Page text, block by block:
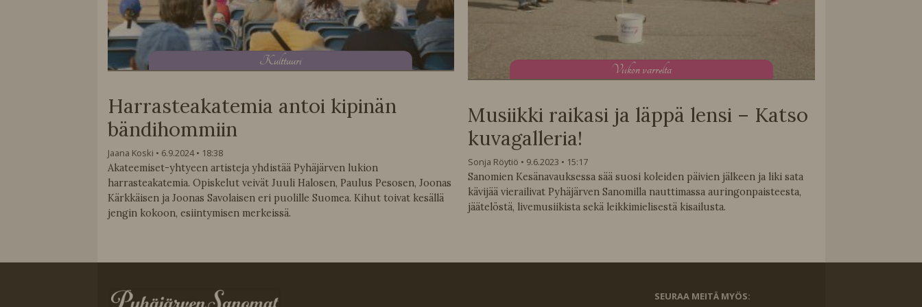
Kulttuuri
Harrasteakatemia antoi kipinän
bändihommiin
Jaana Koski 6.9.2024
18:38
Akateemiset-yhtyeen artisteja yhdistää Pyhäjärven lukion
harrasteakatemia. Opiskelut veivät Juuli Halosen, Paulus Pesosen, Joonas
Kärkkäisen ja Joonas Savolaisen eri puolille Suomea. Kihut toivat kesällä
jengin kokoon, esiintymisen merkeissä.
Viikon varrelta
Musiikki raikasi ja läppä lensi – Katso
kuvagalleria!
Sonja Röytiö 9.6.2023
15:17
Sanomien Kesänavauksessa sää suosi koleiden päivien jälkeen ja liki sata
kävijää vierailivat Pyhäjärven Sanomilla nauttimassa auringonpaisteesta,
jäätelöstä, livemusiikista sekä leikkimielisestä kisailusta.
SEURAA MEITÄ MYÖS: